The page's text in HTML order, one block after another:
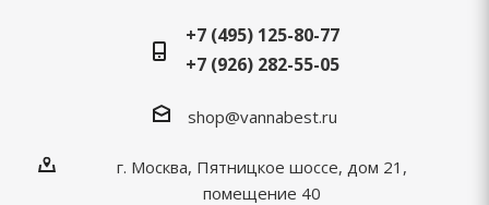
+7 (495) 125-80-77
+7 (926) 282-55-05
shop@vannabest.ru
г. Москва, Пятницкое шоссе, дом 21,
помещение 40